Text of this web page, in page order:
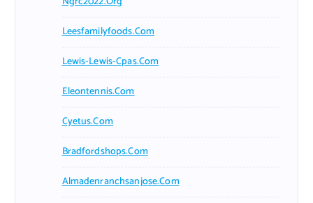
Leesfamilyfoods.com
Lewis-Lewis-Cpas.com
Eleontennis.com
Cyetus.com
Bradfordshops.com
Almadenranchsanjose.com